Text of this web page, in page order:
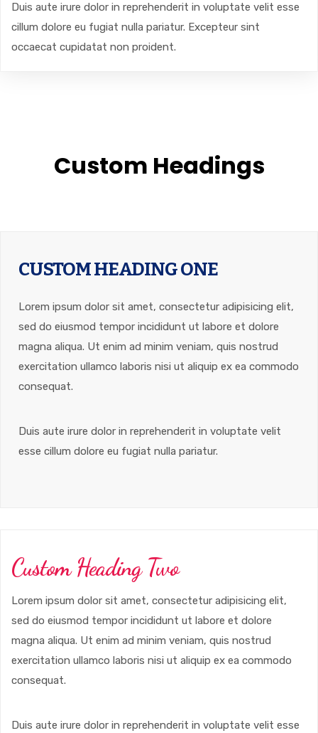
Duis aute irure dolor in reprehenderit in voluptate velit esse
cillum dolore eu fugiat nulla pariatur. Excepteur sint
occaecat cupidatat non proident.
Custom Headings
CUSTOM HEADING ONE
Lorem ipsum dolor sit amet, consectetur adipisicing elit,
sed do eiusmod tempor incididunt ut labore et dolore
magna aliqua. Ut enim ad minim veniam, quis nostrud
exercitation ullamco laboris nisi ut aliquip ex ea commodo
consequat.
Duis aute irure dolor in reprehenderit in voluptate velit
esse cillum dolore eu fugiat nulla pariatur.
Custom Heading Two
Lorem ipsum dolor sit amet, consectetur adipisicing elit,
sed do eiusmod tempor incididunt ut labore et dolore
magna aliqua. Ut enim ad minim veniam, quis nostrud
exercitation ullamco laboris nisi ut aliquip ex ea commodo
consequat.
Duis aute irure dolor in reprehenderit in voluptate velit esse